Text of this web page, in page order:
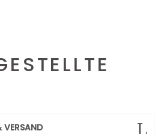
VERSAND